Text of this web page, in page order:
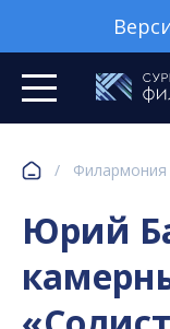
/ Филармония
Юрий